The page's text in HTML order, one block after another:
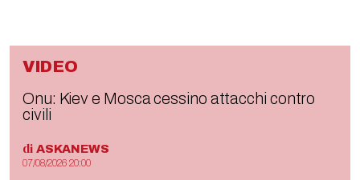
VIDEO
Onu: Kiev e Mosca cessino attacchi contro
civili
di ASKANEWS
07/08/2026 20:00